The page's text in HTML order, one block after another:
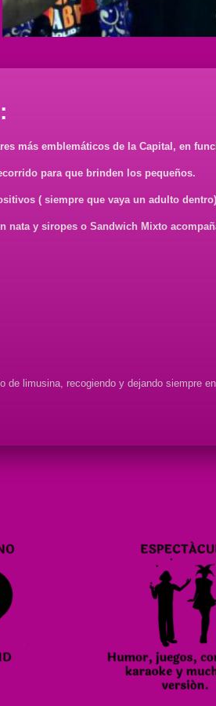
más emblemáticos de la Capital, en
para que brinden los pequeños.
( siempre que vaya un adulto
nata y siropes o Sandwich Mixto
de limusina, recogiendo y dejando siempre